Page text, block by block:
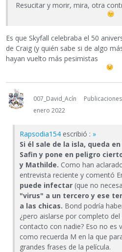
Resucitar y morir, mira, otra
Es que Skyfall celebraba el 50
de Craig (y quién sabe si de algo
hayan vuelto más pesimistas
007_David_Acín
enero 2022
Rapsodia154 escribió : »
Si él sale de la isla, queda
Safin y pone en peligro
y Mathilde. Como han
entrevista reciente y comentó
puede infectar (que no
"virus" a un tercero y ese
a las chicas. Bond podría
¿pero aislarse por completo
contacto con nadie? Eso no es
como recuerda M en la que
grandes frases de la película.